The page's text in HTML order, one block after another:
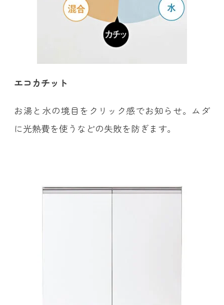
エコカチット
お湯と水の境目をクリック感でお知らせ。ムダ
に光熱費を使うなどの失敗を防ぎます。